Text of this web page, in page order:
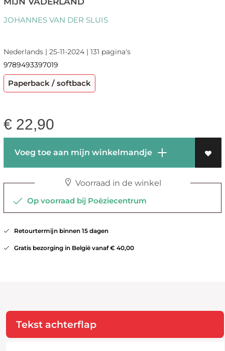
JOHANNES VAN DER SLUIS
Nederlands | 25-11-2024 | 131 pagina's
9789493397019
Paperback / softback
€ 22,90
Voeg toe aan mijn winkelmandje
Voorraad in de winkel
Op voorraad bij Poëziecentrum
Retourtermijn binnen 15 dagen
Gratis bezorging in België vanaf € 40,00
Tekst achterflap